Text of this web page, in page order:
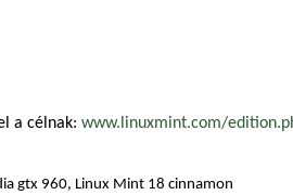
a célnak: www.linuxmint.com/
gtx 960, Linux Mint 18 cinnamon